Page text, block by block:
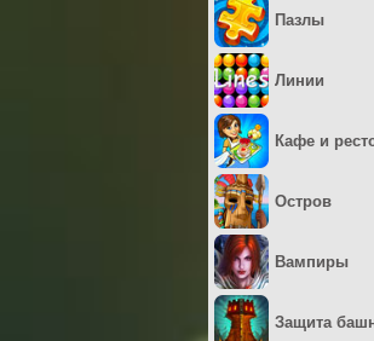
Пазлы
Линии
Кафе и
Остров
Вампиры
Защита